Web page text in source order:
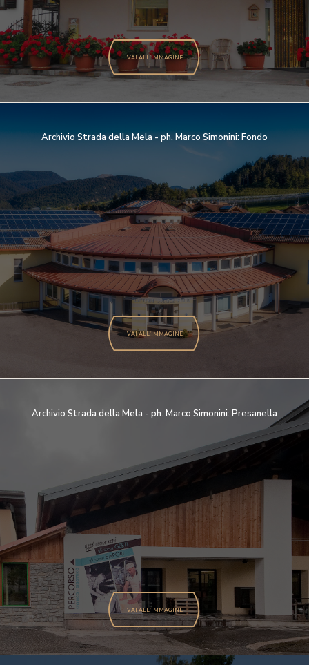
VAI ALL'IMMAGINE
Archivio Strada della Mela - ph. Marco Simonini: Fondo
VAI ALL'IMMAGINE
Archivio Strada della Mela - ph. Marco Simonini: Presanella
VAI ALL'IMMAGINE